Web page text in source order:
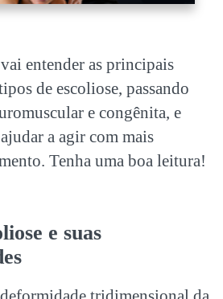
entender as principais
de escoliose, passando
e congênita, e
a agir com mais
Tenha uma boa leitura!
e suas